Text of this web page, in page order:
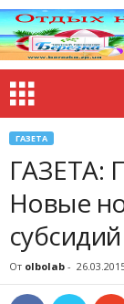
ГАЗЕТА
ГАЗЕТА:
Новые
субсидий
От olbolab -